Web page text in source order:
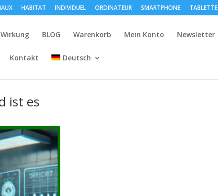
HABITAT INDIVIDUEL ORDINATEUR SMARTPHONE TABLETTE
Wirkung BLOG Warenkorb Mein Konto Newsletter
Kontakt Deutsch
ist es